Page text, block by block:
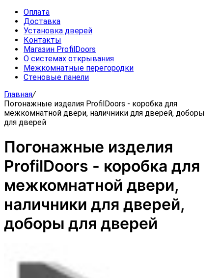
Оплата
Доставка
Установка дверей
Контакты
Магазин ProfilDoors
О системах открывания
Межкомнатные перегородки
Стеновые панели
Главная/
Погонажные изделия ProfilDoors - коробка для
межкомнатной двери, наличники для дверей, доборы
для дверей
Погонажные изделия
ProfilDoors - коробка для
межкомнатной двери,
наличники для дверей,
доборы для дверей